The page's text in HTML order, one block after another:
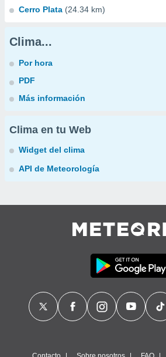
Cerro Plata (24.34 km)
Clima...
Por hora
PDF
Más información
Clima en tu Web
Widget del clima
API de Meteorología